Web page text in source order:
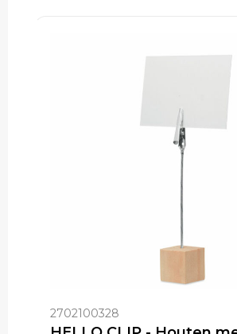
2702100328